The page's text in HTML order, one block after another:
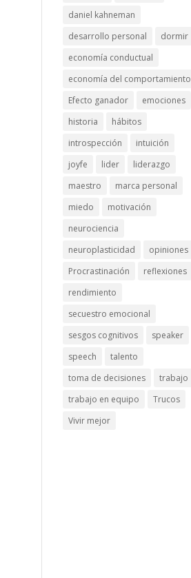
daniel kahneman
desarrollo personal
dormir
economía conductual
economía del comportamiento
Efecto ganador
emociones
historia
hábitos
introspección
intuición
joyfe
lider
liderazgo
maestro
marca personal
miedo
motivación
neurociencia
neuroplasticidad
opiniones
Procrastinación
reflexiones
rendimiento
secuestro emocional
sesgos cognitivos
speaker
speech
talento
toma de decisiones
trabajo
trabajo en equipo
Trucos
Vivir mejor